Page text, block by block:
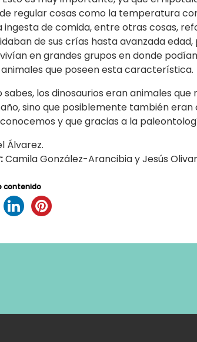
regular cosas como la temperatura
ingesta de comida, entre otras cosas,
de sus crías hasta avanzada
en grandes grupos en donde
que poseen esta característica.
sabes, los dinosaurios eran animales
sino que posiblemente también
y que gracias a la
Álvarez.
Camila González-Arancibia y Jesús
contenido